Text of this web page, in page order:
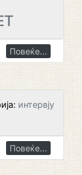
Повеќе...
интервју
Повеќе...